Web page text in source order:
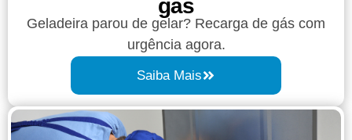
gás
Geladeira parou de gelar? Recarga de gás com
urgência agora.
Saiba Mais